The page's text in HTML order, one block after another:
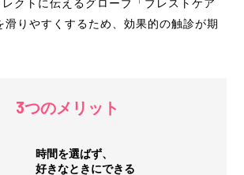
クトに伝えるグローブ「ブレストケア
滑りやすくするため、効果的の触診が期
3つのメリット
時間を選ばず、
好きなときにできる